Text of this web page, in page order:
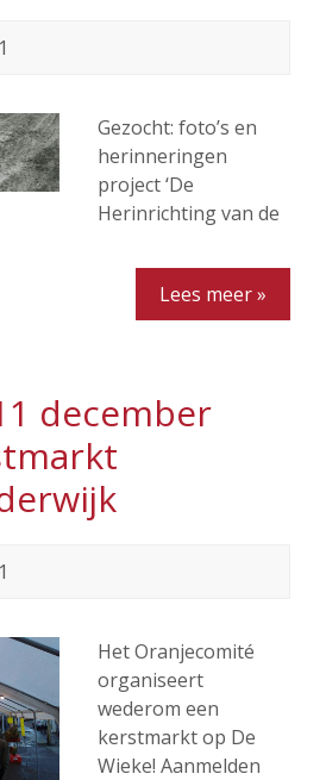
Gezocht: foto’s en
herinneringen
project ‘De
Herinrichting van de
Lees meer »
december
Het Oranjecomité
organiseert
wederom een
kerstmarkt op De
Wieke! Aanmelden